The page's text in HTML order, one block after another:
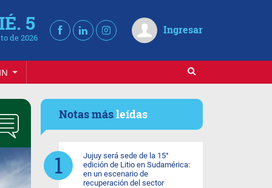
5
de 2026
Ingresar
Notas másleídas
Jujuy será sede de la 15°
edición de Litio en Sudamérica:
en un escenario de
recuperación del sector